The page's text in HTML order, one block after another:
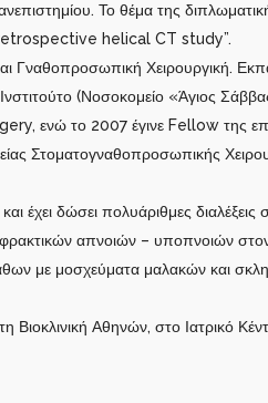
Το θέμα της
helical CT study”.
Γναθοπροσωπική Χειρουργική.
Ινστιτούτο (Νοσοκομείο «Άγιος
το 2007 έγινε Fellow της
Στοματογναθοπροσωπικής
έχει δώσει πολυάριθμες
απνοιών – υποπνοιών
με μοσχεύματα μαλακών και
Βιοκλινική Αθηνών, στο Ιατρικό